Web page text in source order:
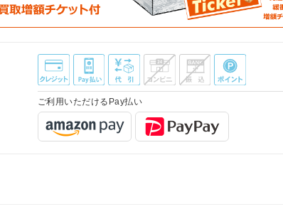
ご利用いただけるPay払い